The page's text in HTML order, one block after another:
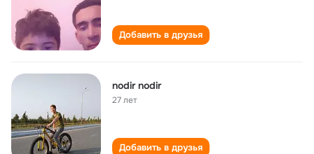
Добавить в друзья
nodir nodir
27 лет
Добавить в друзья